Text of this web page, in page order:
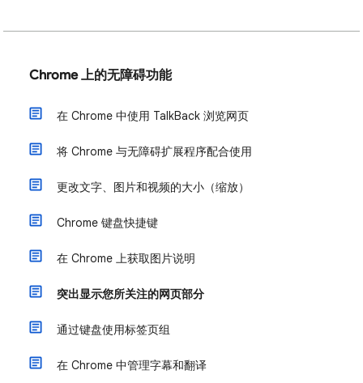
Chrome 上的无障碍功能
在 Chrome 中使用 TalkBack 浏览网页
将 Chrome 与无障碍扩展程序配合使用
更改文字、图片和视频的大小（缩放）
Chrome 键盘快捷键
在 Chrome 上获取图片说明
突出显示您所关注的网页部分
通过键盘使用标签页组
在 Chrome 中管理字幕和翻译